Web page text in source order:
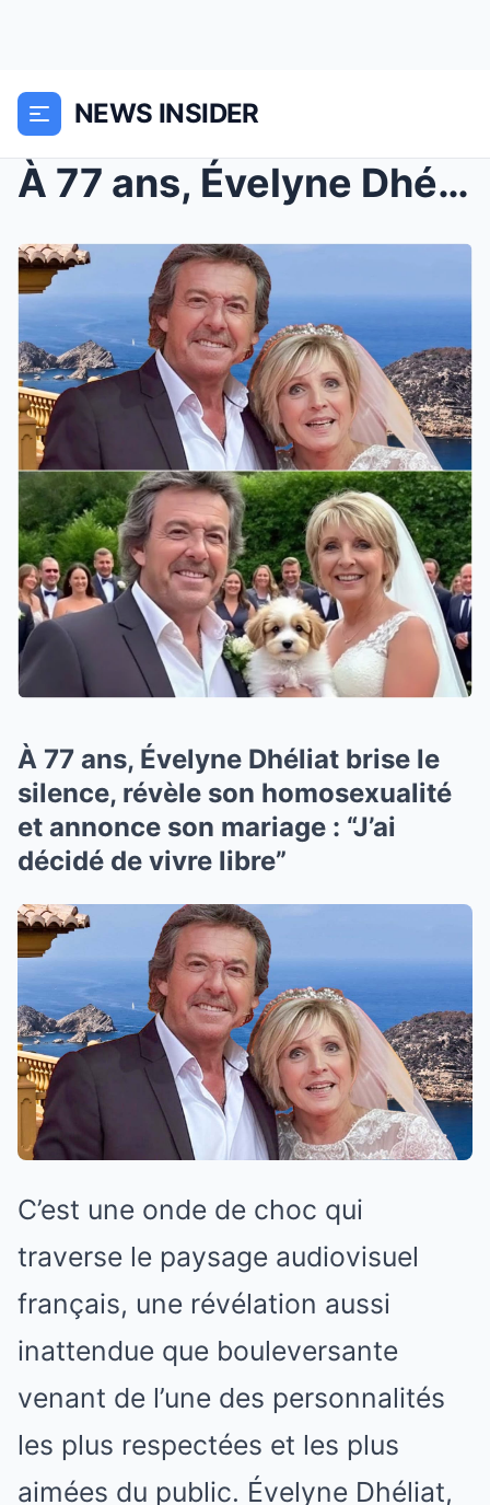
NEWS INSIDER
À 77 ans, Évelyne Dhéliat brise le silence, révèle...
À 77 ans, Évelyne Dhéliat brise le
silence, révèle son homosexualité
et annonce son mariage : “J’ai
décidé de vivre libre”
C’est une onde de choc qui
traverse le paysage audiovisuel
français, une révélation aussi
inattendue que bouleversante
venant de l’une des personnalités
les plus respectées et les plus
aimées du public. Évelyne Dhéliat,